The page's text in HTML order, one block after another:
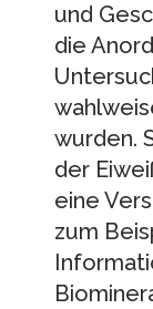
und
die
wurden.
der
eine
zum